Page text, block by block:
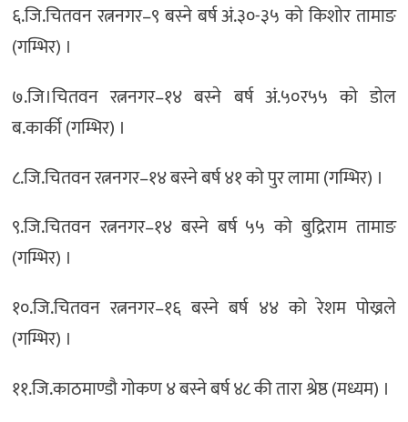
६.जि.चितवन रत्ननगर–९ बस्ने बर्ष अं.३०-३५ को किशोर तामाङ
(गम्भिर) ।
७.जि।चितवन रत्ननगर–१४ बस्ने बर्ष अं.५०र५५ को डोल
ब.कार्की (गम्भिर) ।
८.जि.चितवन रत्ननगर–१४ बस्ने बर्ष ४१ को पुर लामा (गम्भिर) ।
९.जि.चितवन रत्ननगर–१४ बस्ने बर्ष ५५ को बुद्रिराम तामाङ
(गम्भिर) ।
१०.जि.चितवन रत्ननगर–१६ बस्ने बर्ष ४४ को रेशम पोख्रले
(गम्भिर) ।
११.जि.काठमाण्डौ गोकण ४ बस्ने बर्ष ४८ की तारा श्रेष्ठ (मध्यम) ।